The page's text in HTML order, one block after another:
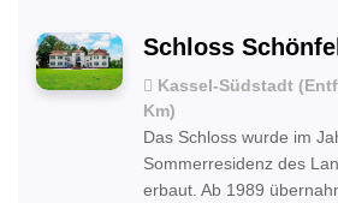
Schloss
Kassel-Südstadt
Km)
Das Schloss wurde im
Sommerresidenz des
erbaut. Ab 1989